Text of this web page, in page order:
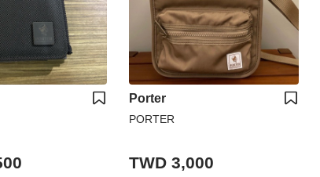
Porter
PORTER
TWD 3,000